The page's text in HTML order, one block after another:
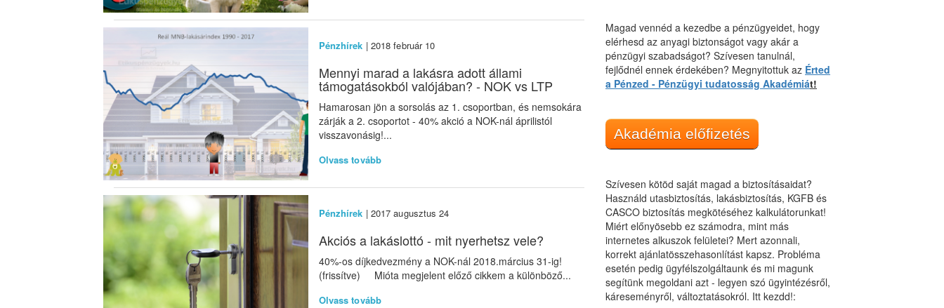
Pénzhírek | 2018 február 10
Mennyi marad a lakásra adott állami
támogatásokból valójában? - NOK vs LTP
Hamarosan jön a sorsolás az 1. csoportban, és nemsokára
zárják a 2. csoportot - 40% akció a NOK-nál áprilistól
visszavonásig!...
Olvass tovább
Pénzhírek | 2017 augusztus 24
Akciós a lakáslottó - mit nyerhetsz vele?
40%-os díjkedvezmény a NOK-nál 2018.március 31-ig!
(frissítve) Mióta megjelent előző cikkem a különböző...
Olvass tovább
Magad vennéd a kezedbe a pénzügyeidet, hogy
elérhesd az anyagi biztonságot vagy akár a
pénzügyi szabadságot? Szívesen tanulnál,
fejlődnél ennek érdekében? Megnyitottuk az Érted
a Pénzed - Pénzügyi tudatosság Akadémiát!
Akadémia előfizetés
Szívesen kötöd saját magad a biztosításaidat?
Használd utasbiztosítás, lakásbiztosítás, KGFB és
CASCO biztosítás megkötéséhez kalkulátorunkat!
Miért előnyösebb ez számodra, mint más
internetes alkuszok felületei? Mert azonnali,
korrekt ajánlatösszehasonlítást kapsz. Probléma
esetén pedig ügyfélszolgáltaunk és mi magunk
segítünk megoldani azt - legyen szó ügyintézésről,
káreseményről, változtatásokról. Itt kezdd!: